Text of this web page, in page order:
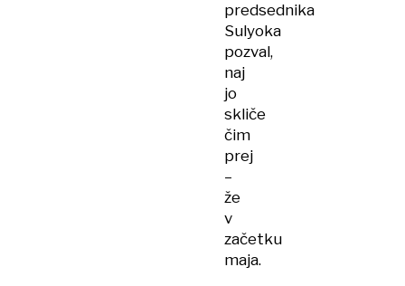
predsednika
Sulyoka
pozval,
naj
jo
skliče
čim
prej
–
že
v
začetku
maja.